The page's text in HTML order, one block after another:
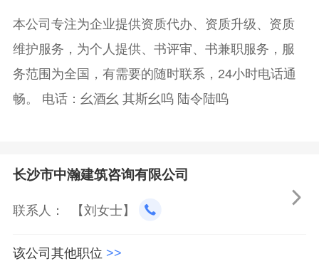
本公司专注为企业提供资质代办、资质升级、资质
维护服务，为个人提供、书评审、书兼职服务，服
务范围为全国，有需要的随时联系，24小时电话通
畅。 电话：幺酒幺 其斯幺呜 陆令陆呜
长沙市中瀚建筑咨询有限公司

联系人： 【刘女士】
该公司其他职位 >>